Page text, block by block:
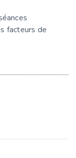
facteurs de